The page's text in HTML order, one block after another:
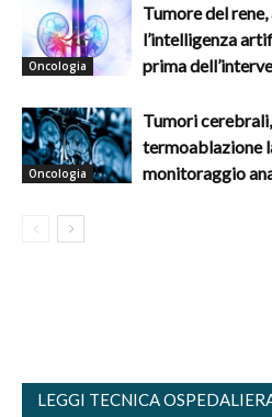
Oncologia
Tumore del
l’intelligenza
prima
Oncologia
Tumori
termoablazione
monitoraggio
LEGGI TECNICA